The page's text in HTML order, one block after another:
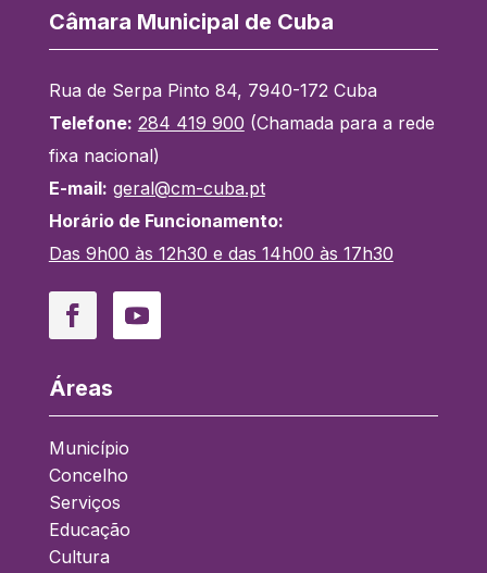
Câmara Municipal de Cuba
Rua de Serpa Pinto 84, 7940-172 Cuba
Telefone: 284 419 900 (Chamada para a rede
fixa nacional)
E-mail: geral@cm-cuba.pt
Horário de Funcionamento:
Das 9h00 às 12h30 e das 14h00 às 17h30
FacebookYouTube
Áreas
Município
Concelho
Serviços
Educação
Cultura